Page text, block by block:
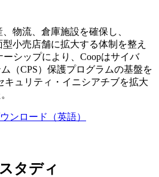
物流、倉庫施設を確保し、
小売店舗に拡大する体制を整え
シップにより、Coopはサイバ
（CPS）保護プログラムの基盤を
キュリティ・イニシアチブを拡大
ンロード（英語）
タディ